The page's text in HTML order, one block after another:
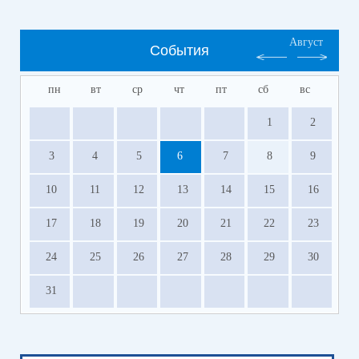
События
Август
пн вт ср чт пт сб вс
1 2
3 4 5 6 7 8 9
10 11 12 13 14 15 16
17 18 19 20 21 22 23
24 25 26 27 28 29 30
31